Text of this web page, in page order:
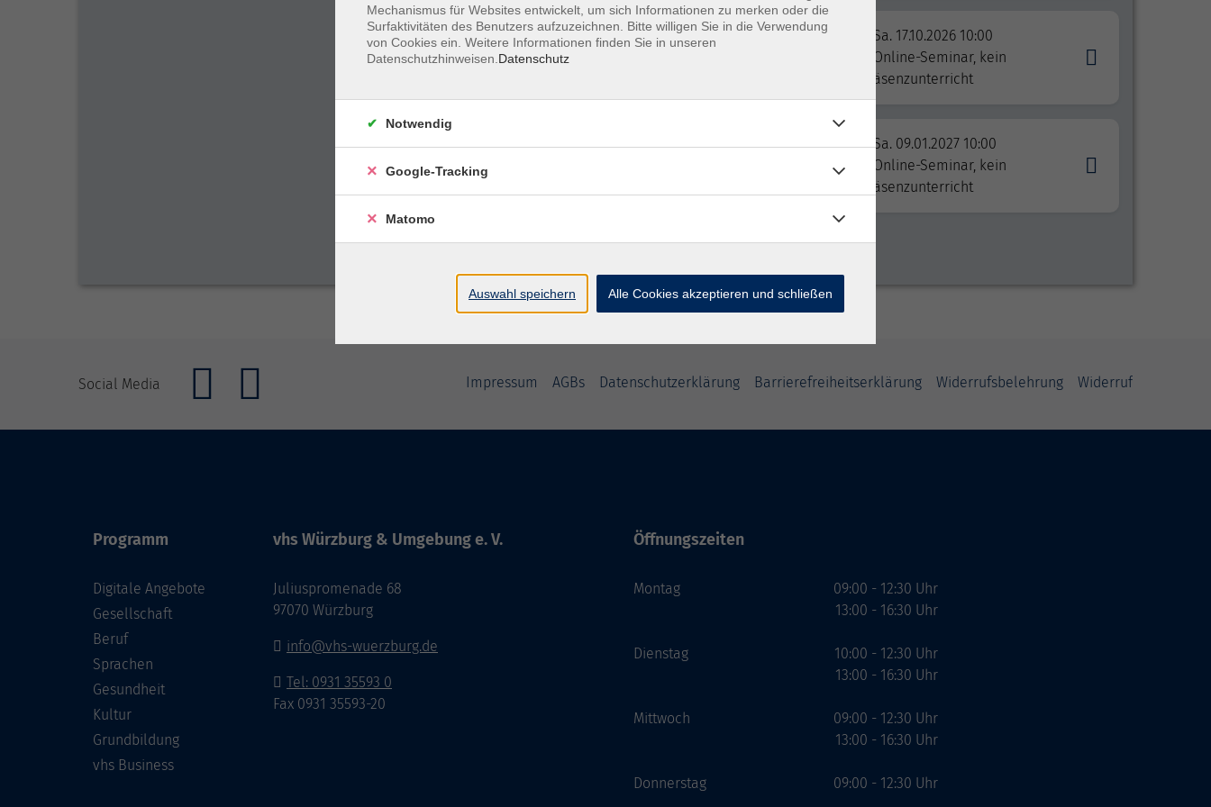
Online-Kurs: telc Deutsch B2
Prüfungsvorbereitung
Sa. 17.10.2026 10:00
Online-Seminar, kein
Präsenzunterricht
Sa. 09.01.2027 10:00
Online-Seminar, kein
Präsenzunterricht
Social Media Impressum AGBs Datenschutzerklärung Barrierefreiheitserklärung Widerrufsbelehrung Widerruf
Programm
Digitale Angebote
Gesellschaft
Beruf
Sprachen
Gesundheit
Kultur
Grundbildung
vhs Business
vhs Würzburg & Umgebung e. V.
Juliuspromenade 68
97070 Würzburg
info@vhs-wuerzburg.de
Tel: 0931 35593 0
Fax 0931 35593-20
Öffnungszeiten
Montag
Dienstag
Mittwoch
Donnerstag
09:00 - 12:30 Uhr
13:00 - 16:30 Uhr
10:00 - 12:30 Uhr
13:00 - 16:30 Uhr
09:00 - 12:30 Uhr
13:00 - 16:30 Uhr
09:00 - 12:30 Uhr
Mechanismus für Websites entwickelt, um sich Informationen zu merken oder die
Surfaktivitäten des Benutzers aufzuzeichnen. Bitte willigen Sie in die Verwendung
von Cookies ein. Weitere Informationen finden Sie in unseren
Datenschutzhinweisen. Datenschutz
Notwendig
Google-Tracking
Matomo
Auswahl speichern Alle Cookies akzeptieren und schließen